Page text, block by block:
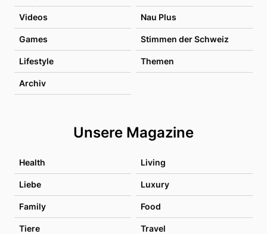
Videos Nau Plus
Games Stimmen der Schweiz
Lifestyle Themen
Archiv
Unsere Magazine
Health Living
Liebe Luxury
Family Food
Tiere Travel